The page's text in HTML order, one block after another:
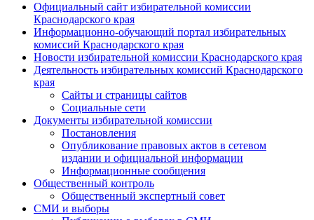
Официальный сайт избирательной комиссии
Краснодарского края
Информационно-обучающий портал избирательных
комиссий Краснодарского края
Новости избирательной комиссии Краснодарского края
Деятельность избирательных комиссий Краснодарского
края
Сайты и страницы сайтов
Социальные сети
Документы избирательной комиссии
Постановления
Опубликование правовых актов в сетевом
издании и официальной информации
Информационные сообщения
Общественный контроль
Общественный экспертный совет
СМИ и выборы